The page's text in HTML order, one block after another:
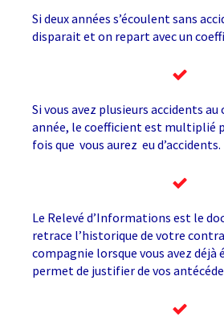
Si deux années s’écoulent sans
disparait et on repart avec un
Si vous avez plusieurs accidents au
année, le coefficient est multiplié
fois que vous aurez eu d’accidents.
Le Relevé d’Informations est le
retrace l’historique de votre
compagnie lorsque vous avez déjà
permet de justifier de vos